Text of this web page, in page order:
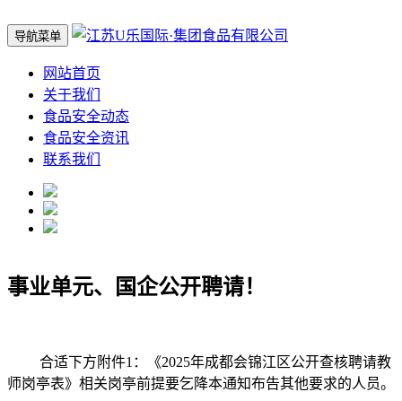
导航菜单
网站首页
关于我们
食品安全动态
食品安全资讯
联系我们
事业单元、国企公开聘请！
合适下方附件1：《2025年成都会锦江区公开查核聘请教
师岗亭表》相关岗亭前提要乞降本通知布告其他要求的人员。